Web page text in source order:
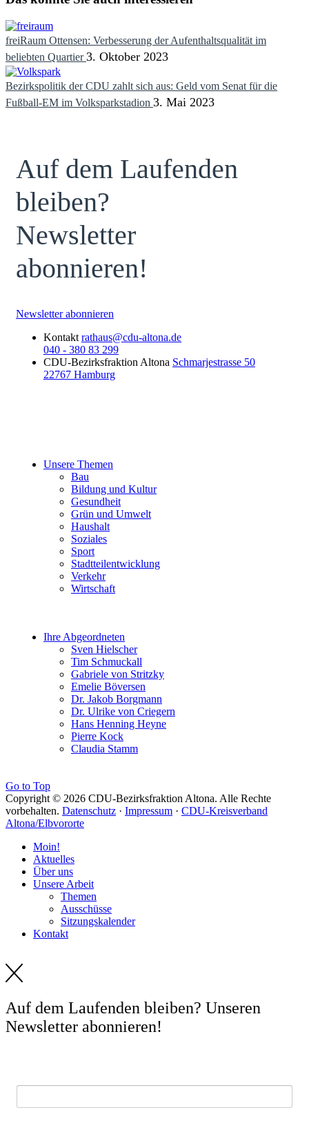
freiRaum Ottensen: Verbesserung der Aufenthaltsqualität im
beliebten Quartier3. Oktober 2023
Bezirkspolitik der CDU zahlt sich aus: Geld vom Senat für die
Fußball-EM im Volksparkstadion 3. Mai 2023
Auf dem Laufenden
bleiben?
Newsletter
abonnieren!
Newsletter abonnieren
Kontakt rathaus@cdu-altona.de
040 - 380 83 299
CDU-Bezirksfraktion Altona Schmarjestrasse 50
22767 Hamburg
Unsere Themen
Bau
Bildung und Kultur
Gesundheit
Grün und Umwelt
Haushalt
Soziales
Sport
Stadtteilentwicklung
Verkehr
Wirtschaft
Ihre Abgeordneten
Sven Hielscher
Tim Schmuckall
Gabriele von Stritzky
Emelie Böversen
Dr. Jakob Borgmann
Dr. Ulrike von Criegern
Hans Henning Heyne
Pierre Kock
Claudia Stamm
Go to Top
Copyright © 2026 CDU-Bezirksfraktion Altona. Alle Rechte
vorbehalten. Datenschutz · Impressum · CDU-Kreisverband
Altona/Elbvororte
Moin!
Aktuelles
Über uns
Unsere Arbeit
Themen
Ausschüsse
Sitzungskalender
Kontakt
Auf dem Laufenden bleiben? Unseren
Newsletter abonnieren!